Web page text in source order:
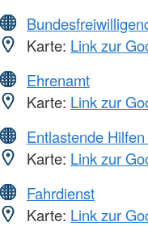
Karte: Link zur
Ehrenamt
Karte: Link zur
Entlastende
Karte: Link zur
Fahrdienst
Karte: Link zur